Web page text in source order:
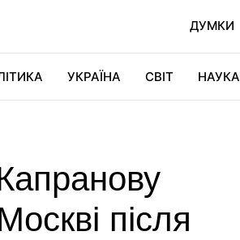
ДУМКИ
УКРАЇНА СВІТ НАУКА
після